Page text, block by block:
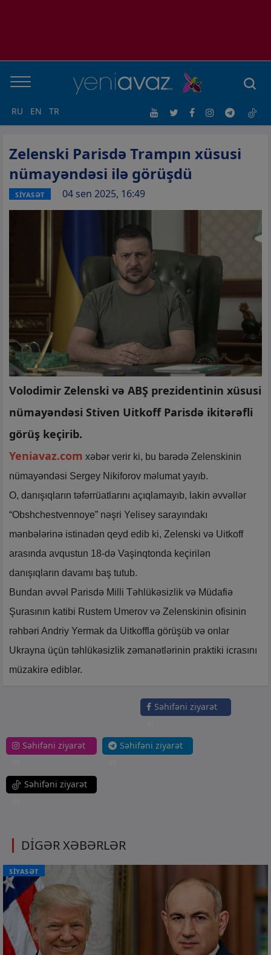
RU EN TR
Zelenski Parisdə Trampın xüsusi
nümayəndəsi ilə görüşdü
SİYASƏT 04 sen 2025, 16:49
Volodimir Zelenski və ABŞ prezidentinin xüsusi
nümayəndəsi Stiven Uitkoff Parisdə ikitərəfli
görüş keçirib.
Yeniavaz.com xəbər verir ki, bu barədə Zelenskinin
nümayəndəsi Sergey Nikiforov məlumat yayıb.
O, danışıqların təfərrüatlarını açıqlamayıb, lakin əvvəllər
“Obshchestvennoye” nəşri Yelisey sarayındakı
mənbələrinə istinadən qeyd edib ki, Zelenski və Uitkoff
arasında avqustun 18-də Vaşinqtonda keçirilən
danışıqların davamı baş tutub.
Bundan əvvəl Parisdə Milli Təhlükəsizlik və Müdafiə
Şurasının katibi Rustem Umerov və Zelenskinin ofisinin
rəhbəri Andriy Yermak da Uitkoffla görüşüb və onlar
Ukrayna üçün təhlükəsizlik zəmanətlərinin praktiki icrasını
müzakirə ediblər.
Səhifəni ziyarət
Səhifəni ziyarət
Səhifəni ziyarət
Səhifəni ziyarət
DİGƏR XƏBƏRLƏR
SİYASƏT